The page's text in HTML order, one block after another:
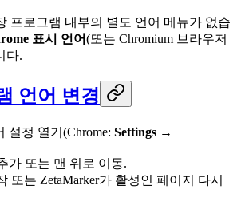
프로그램 내부의 별도 언어 메뉴가 없습
표시 언어(또는 Chromium 브라우저
다.
언어 변경
설정 열기(Chrome: Settings →
가 또는 맨 위로 이동.
또는 ZetaMarker가 활성인 페이지 다시